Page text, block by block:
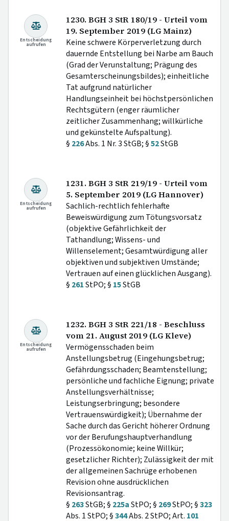
Entscheidung
aufrufen
1230. BGH 3 StR 180/19 - Urteil vom
19. September 2019 (LG Mainz)
Keine schwere Körperverletzung durch
dauernde Entstellung bei Narbe am Bauch
(Grad der Verunstaltung; Prägung des
Gesamterscheinungsbildes); einheitliche
Tat aufgrund natürlicher
Handlungseinheit bei höchstpersönlichen
Rechtsgütern (enger räumlicher
zeitlicher Zusammenhang; willkürliche
und gekünstelte Aufspaltung).
§ 226Abs. 1 Nr. 3 StGB; §52StGB
Entscheidung
aufrufen
1231. BGH 3 StR 219/19 - Urteil vom
5. September 2019 (LG Hannover)
Sachlich-rechtlich fehlerhafte
Beweiswürdigung zum Tötungsvorsatz
(objektive Gefährlichkeit der
Tathandlung; Wissens- und
Willenselement; Gesamtwürdigung aller
objektiven und subjektiven Umstände;
Vertrauen auf einen glücklichen Ausgang).
§ 261StPO; § 15StGB
Entscheidung
aufrufen
1232. BGH 3 StR 221/18 - Beschluss
vom 21. August 2019 (LG Kleve)
Vermögensschaden beim
Anstellungsbetrug (Eingehungsbetrug;
Gefährdungsschaden; Beamtenstellung;
persönliche und fachliche Eignung; private
Anstellungsverhältnisse;
Leistungserbringung; besondere
Vertrauenswürdigkeit); Übernahme der
Sache durch das Gericht höherer Ordnung
vor der Berufungshauptverhandlung
(Prozessökonomie; keine Willkür;
gesetzlicher Richter); Zulässigkeit der mit
der allgemeinen Sachrüge erhobenen
Revision ohne ausdrücklichen
Revisionsantrag.
§ 263StGB; § 225aStPO; § 269StPO; §323
Abs. 1 StPO; §344Abs. 2 StPO; Art. 101